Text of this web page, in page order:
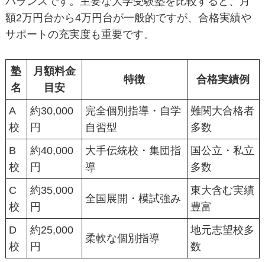
額2万円台から4万円台が一般的ですが、合格実績や
サポートの充実度も重要です。
塾
名
月額料金
目安
特徴 合格実績例
A
校
約30,000
円
完全個別指導・自学
自習型
難関大合格者
多数
B
校
約40,000
円
大手伝統校・集団指
導
国公立・私立
多数
C
校
約35,000
円
全国展開・模試強み
東大含む実績
豊富
D
校
約25,000
円
柔軟な個別指導
地元志望校多
数